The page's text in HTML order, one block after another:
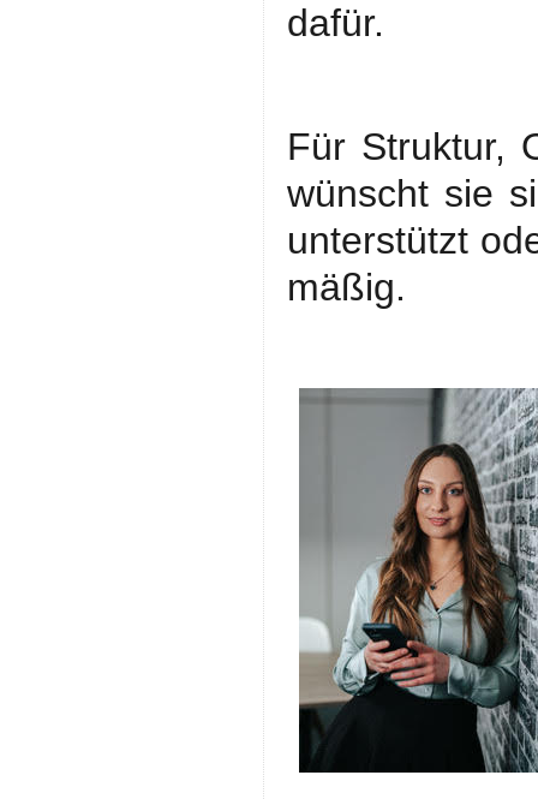
dafür.
Für Struktur,
wünscht sie
unterstützt
mäßig.